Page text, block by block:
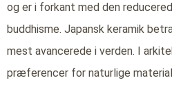
og er i forkant med den
buddhisme. Japansk keramik
mest avancerede i verden. I
præferencer for naturlige